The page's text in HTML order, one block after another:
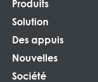
Produits
Solution
Des appuis
Nouvelles
Société